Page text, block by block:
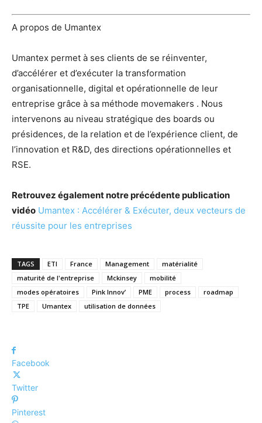
A propos de Umantex
Umantex permet à ses clients de se réinventer,
d’accélérer et d’exécuter la transformation
organisationnelle, digital et opérationnelle de leur
entreprise grâce à sa méthode movemakers . Nous
intervenons au niveau stratégique des boards ou
présidences, de la relation et de l’expérience client, de
l’innovation et R&D, des directions opérationnelles et
RSE.
Retrouvez également notre précédente publication
vidéo Umantex : Accélérer & Exécuter, deux vecteurs de
réussite pour les entreprises
TAGS ETI France Management
matérialité
maturité de l'entreprise
Mckinsey
mobilité
modes opératoires
Pink Innov’ PME process
roadmap
TPE
Umantex utilisation de données
Facebook
Twitter
Pinterest